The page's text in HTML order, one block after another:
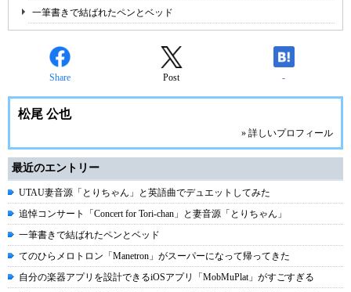
一筆書きで結ばれたペンとベッド
Share Post -
松尾 公也
» 詳しいプロフィール
最近のエントリー
UTAU妻音源「とりちゃん」と英語曲でデュエットしてみた
追悼コンサート「Concert for Tori-chan」と妻音源「とりちゃん」
一筆書きで結ばれたペンとベッド
てのひらメロトロン「Manetron」がスーパーになって帰ってきた
自分の楽器アプリを設計できるiOSアプリ「MobMuPlat」がすごすぎる